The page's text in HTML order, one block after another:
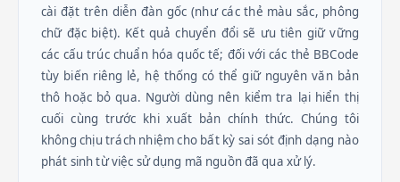
cài đặt trên diễn đàn gốc (như các thẻ màu sắc, phông
chữ đặc biệt). Kết quả chuyển đổi sẽ ưu tiên giữ vững
các cấu trúc chuẩn hóa quốc tế; đối với các thẻ BBCode
tùy biến riêng lẻ, hệ thống có thể giữ nguyên văn bản
thô hoặc bỏ qua. Người dùng nên kiểm tra lại hiển thị
cuối cùng trước khi xuất bản chính thức. Chúng tôi
không chịu trách nhiệm cho bất kỳ sai sót định dạng nào
phát sinh từ việc sử dụng mã nguồn đã qua xử lý.